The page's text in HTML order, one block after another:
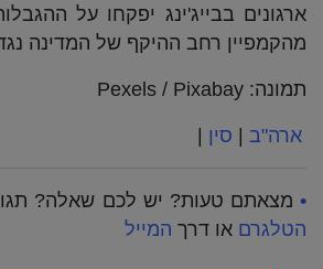
ארגונים בבייג'ינג יפקחו על
מהקמפיין רחב ההיקף של המדינה
תמונה: Pexels / Pixabay
ארה"ב סין
• מצאתם טעות? יש לכם שאלה?
הטלגרם או דרך המייל